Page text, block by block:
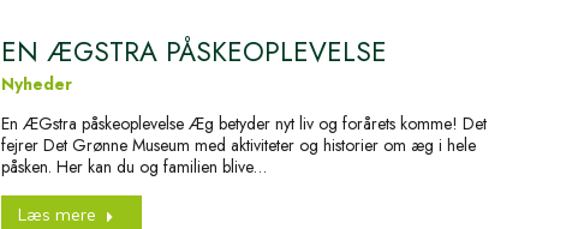
EN ÆGSTRA PÅSKEOPLEVELSE
Nyheder
En ÆGstra påskeoplevelse Æg betyder nyt liv og forårets komme! Det
fejrer Det Grønne Museum med aktiviteter og historier om æg i hele
påsken. Her kan du og familien blive…
Læs mere